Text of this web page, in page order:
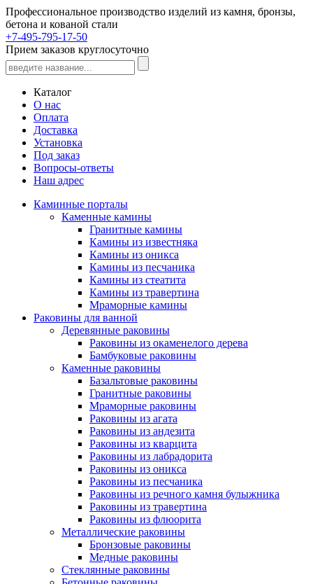
Профессиональное производство изделий из камня, бронзы,
бетона и кованой стали
+7-495-795-17-50
Прием заказов круглосуточно
Каталог
О нас
Оплата
Доставка
Установка
Под заказ
Вопросы-ответы
Наш адрес
Каминные порталы
Каменные камины
Гранитные камины
Камины из известняка
Камины из оникса
Камины из песчаника
Камины из стеатита
Камины из травертина
Мраморные камины
Раковины для ванной
Деревянные раковины
Раковины из окаменелого дерева
Бамбуковые раковины
Каменные раковины
Базальтовые раковины
Гранитные раковины
Мраморные раковины
Раковины из агата
Раковины из андезита
Раковины из кварцита
Раковины из лабрадорита
Раковины из оникса
Раковины из песчаника
Раковины из речного камня булыжника
Раковины из травертина
Раковины из флюорита
Металлические раковины
Бронзовые раковины
Медные раковины
Стеклянные раковины